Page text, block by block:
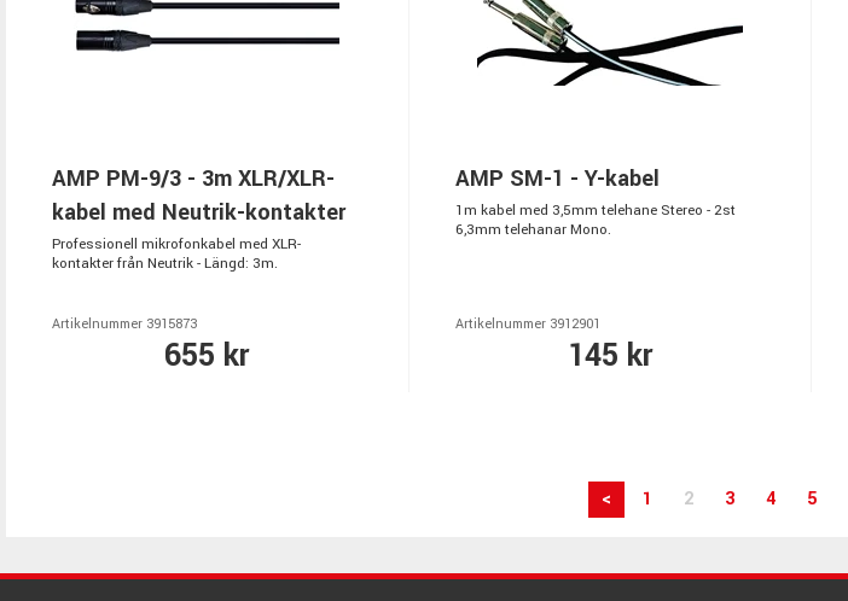
AMP PM-9/3 - 3m XLR/XLR-
kabel med Neutrik-kontakter
Professionell mikrofonkabel med XLR-
kontakter från Neutrik - Längd: 3m.
Artikelnummer 3915873
655 kr
AMP SM-1 - Y-kabel
1m kabel med 3,5mm telehane Stereo - 2st
6,3mm telehanar Mono.
Artikelnummer 3912901
145 kr
< 1 2 3 4 5